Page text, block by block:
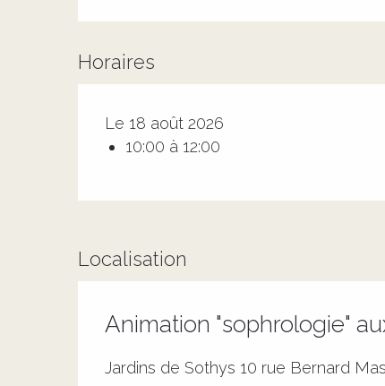
Horaires
Le 18 août 2026
10:00 à 12:00
Localisation
Animation "sophrologie"
Jardins de Sothys 10 rue Bernard